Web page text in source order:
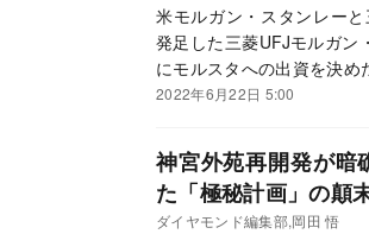
米モルガン・スタンレー
発足した三菱UFJモルガン
にモルスタへの出資を決
中での船出となったが、マ
2022年6月22日 5:00
神宮外苑再開発が暗
た「極秘計画」の顛
ダイヤモンド編集部,岡田 悟